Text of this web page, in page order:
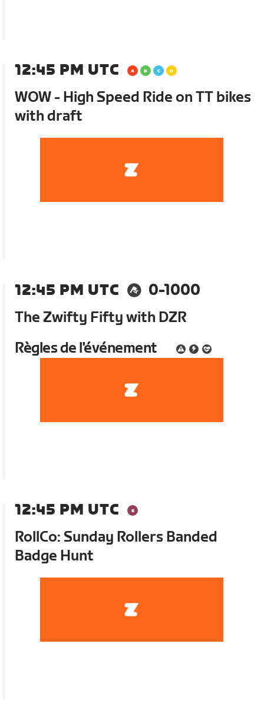
12:45 PM UTC
WOW - High Speed Ride on TT bikes
with draft
12:45 PM UTC
0-1000
The Zwifty Fifty with DZR
Règles de l'événement
12:45 PM UTC
RollCo: Sunday Rollers Banded
Badge Hunt